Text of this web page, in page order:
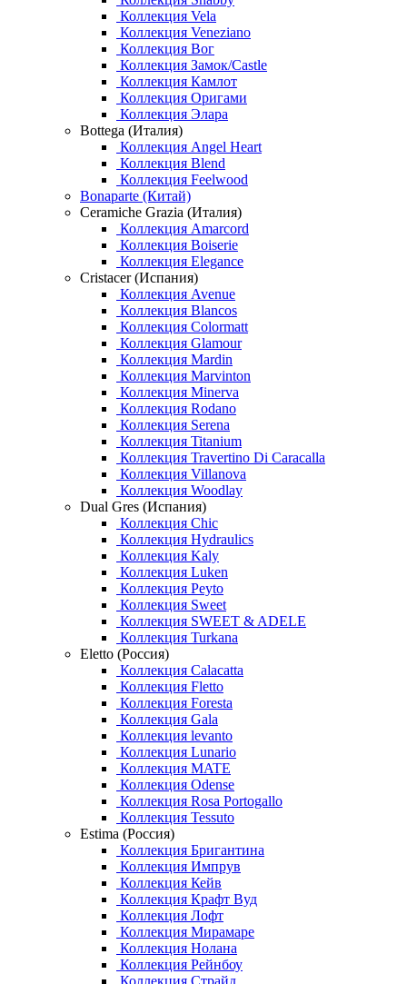
Коллекция Vela
Коллекция Veneziano
Коллекция Вог
Коллекция Замок/Castle
Коллекция Камлот
Коллекция Оригами
Коллекция Элара
Bottega (Италия)
Коллекция Angel Heart
Коллекция Blend
Коллекция Feelwood
Bonaparte (Китай)
Ceramiche Grazia (Италия)
Коллекция Amarcord
Коллекция Boiserie
Коллекция Elegance
Cristacer (Испания)
Коллекция Avenue
Коллекция Blancos
Коллекция Colormatt
Коллекция Glamour
Коллекция Mardin
Коллекция Marvinton
Коллекция Minerva
Коллекция Rodano
Коллекция Serena
Коллекция Titanium
Коллекция Travertino Di Caracalla
Коллекция Villanova
Коллекция Woodlay
Dual Gres (Испания)
Коллекция Chic
Коллекция Hydraulics
Коллекция Kaly
Коллекция Luken
Коллекция Peyto
Коллекция Sweet
Коллекция SWEET & ADELE
Коллекция Turkana
Eletto (Россия)
Коллекция Calacatta
Коллекция Fletto
Коллекция Foresta
Коллекция Gala
Коллекция levanto
Коллекция Lunario
Коллекция MATE
Коллекция Odense
Коллекция Rosa Portogallo
Коллекция Tessuto
Estima (Россия)
Коллекция Бригантина
Коллекция Импрув
Коллекция Кейв
Коллекция Крафт Вуд
Коллекция Лофт
Коллекция Мирамаре
Коллекция Нолана
Коллекция Рейнбоу
Коллекция Страйд